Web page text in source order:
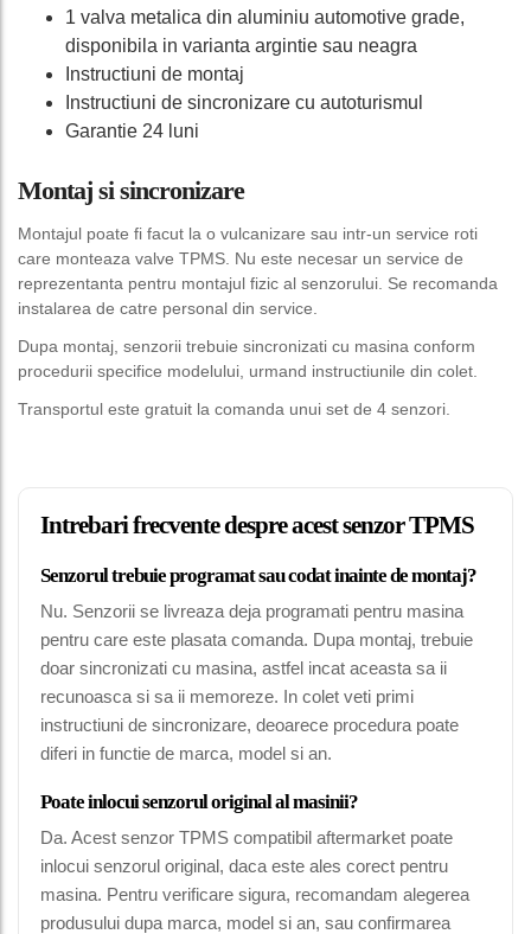
1 valva metalica din aluminiu automotive grade,
disponibila in varianta argintie sau neagra
Instructiuni de montaj
Instructiuni de sincronizare cu autoturismul
Garantie 24 luni
Montaj si sincronizare
Montajul poate fi facut la o vulcanizare sau intr-un service roti
care monteaza valve TPMS. Nu este necesar un service de
reprezentanta pentru montajul fizic al senzorului. Se recomanda
instalarea de catre personal din service.
Dupa montaj, senzorii trebuie sincronizati cu masina conform
procedurii specifice modelului, urmand instructiunile din colet.
Transportul este gratuit la comanda unui set de 4 senzori.
Intrebari frecvente despre acest senzor TPMS
Senzorul trebuie programat sau codat inainte de montaj?
Nu. Senzorii se livreaza deja programati pentru masina
pentru care este plasata comanda. Dupa montaj, trebuie
doar sincronizati cu masina, astfel incat aceasta sa ii
recunoasca si sa ii memoreze. In colet veti primi
instructiuni de sincronizare, deoarece procedura poate
diferi in functie de marca, model si an.
Poate inlocui senzorul original al masinii?
Da. Acest senzor TPMS compatibil aftermarket poate
inlocui senzorul original, daca este ales corect pentru
masina. Pentru verificare sigura, recomandam alegerea
produsului dupa marca, model si an, sau confirmarea